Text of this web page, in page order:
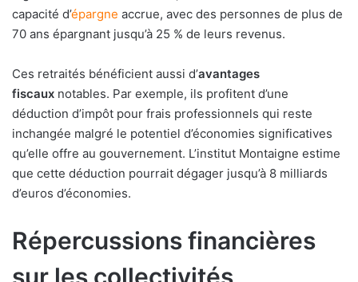
capacité d’épargne accrue, avec des personnes de plus de
70 ans épargnant jusqu’à 25 % de leurs revenus.
Ces retraités bénéficient aussi d’avantages
fiscaux notables. Par exemple, ils profitent d’une
déduction d’impôt pour frais professionnels qui reste
inchangée malgré le potentiel d’économies significatives
qu’elle offre au gouvernement. L’institut Montaigne estime
que cette déduction pourrait dégager jusqu’à 8 milliards
d’euros d’économies.
Répercussions financières